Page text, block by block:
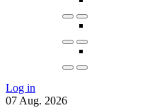
Log in
07 Aug. 2026